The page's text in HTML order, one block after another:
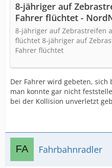
8-jähriger auf
Fahrer flüchtet -
8-jähriger auf Zebrastreifen
flüchtet 8-jähriger auf
Fahrer flüchtet
Der Fahrer wird gebeten, sich
man konnte gar nicht
bei der Kollision unverletzt
Fahrbahnradler